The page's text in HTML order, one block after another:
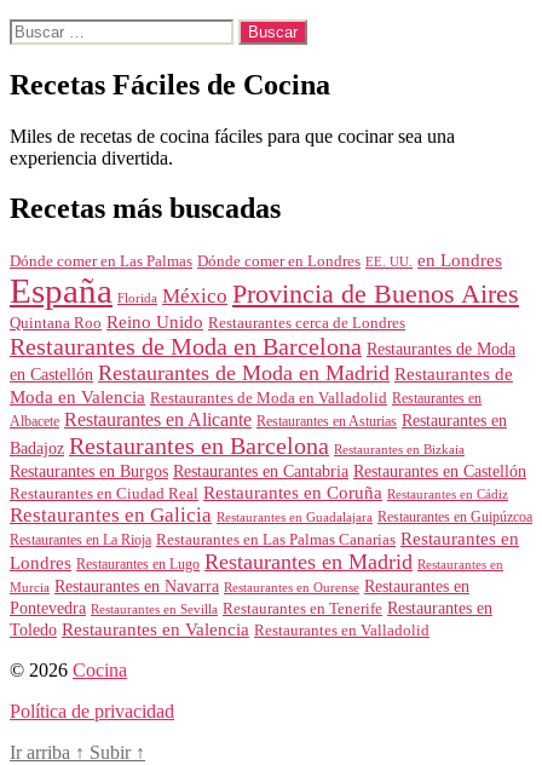
Buscar:
Recetas Fáciles de Cocina
Miles de recetas de cocina fáciles para que cocinar sea una
experiencia divertida.
Recetas más buscadas
Dónde comer en Las Palmas Dónde comer en Londres EE. UU. en Londres
España Florida México Provincia de Buenos Aires
Quintana Roo Reino Unido Restaurantes cerca de Londres
Restaurantes de Moda en Barcelona Restaurantes de Moda
en Castellón Restaurantes de Moda en Madrid Restaurantes de
Moda en Valencia Restaurantes de Moda en Valladolid Restaurantes en
Albacete Restaurantes en Alicante Restaurantes en Asturias Restaurantes en
Badajoz Restaurantes en Barcelona Restaurantes en Bizkaia
Restaurantes en Burgos Restaurantes en Cantabria Restaurantes en Castellón
Restaurantes en Ciudad Real Restaurantes en Coruña Restaurantes en Cádiz
Restaurantes en Galicia Restaurantes en Guadalajara Restaurantes en Guipúzcoa
Restaurantes en La Rioja Restaurantes en Las Palmas Canarias Restaurantes en
Londres Restaurantes en Lugo Restaurantes en Madrid Restaurantes en
Murcia Restaurantes en Navarra Restaurantes en Ourense Restaurantes en
Pontevedra Restaurantes en Sevilla Restaurantes en Tenerife Restaurantes en
Toledo Restaurantes en Valencia Restaurantes en Valladolid
© 2026 Cocina
Política de privacidad
Ir arriba ↑ Subir ↑